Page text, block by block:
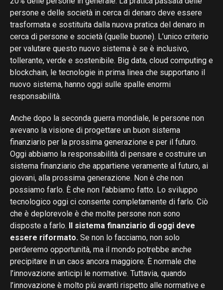
persone e delle società in cerca di denaro deve essere
trasformata e sostituita dalla nuova pratica del denaro in
cerca di persone e società (quelle buone). L’unico criterio
per valutare questo nuovo sistema è se è inclusivo,
tollerante, verde e sostenibile. Big data, cloud computing e
blockchain, le tecnologie in prima linea che supportano il
nuovo sistema, hanno oggi sulle spalle enormi
responsabilità.
Anche dopo la seconda guerra mondiale, le persone non
avevano la visione di progettare un buon sistema
finanziario per la prossima generazione e per il futuro.
Oggi abbiamo la responsabilità di pensare e costruire un
sistema finanziario che appartiene veramente al futuro, ai
giovani, alla prossima generazione. Non è che non
possiamo farlo. È che non l’abbiamo fatto. Lo sviluppo
tecnologico oggi ci consente completamente di farlo. Ciò
che è deplorevole è che molte persone non sono
disposte a farlo. Il sistema finanziario di oggi deve
essere riformato. Se non lo facciamo, non solo
perderemo opportunità, ma il mondo potrebbe anche
precipitare in un caos ancora maggiore. È normale che
l’innovazione anticipi le normative. Tuttavia, quando
l’innovazione è molto più avanti rispetto alle normative e